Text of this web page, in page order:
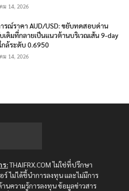
ม 14, 2026
รณ์ราคา AUD/USD: ขยับทดสอบด่าน
เดิมที่กลายเป็นแนวต้านบริเวณเส้น 9-day
กล้ระดับ 0.6950
ม 14, 2026
ร:THAIFRX.COM ไม่ใช่ที่ปรึกษา
ร์ ไม่ได้ชี้นำการลงทุน และไม่มีการ
นความรู้การลงทุน ข้อมูลข่าวสาร